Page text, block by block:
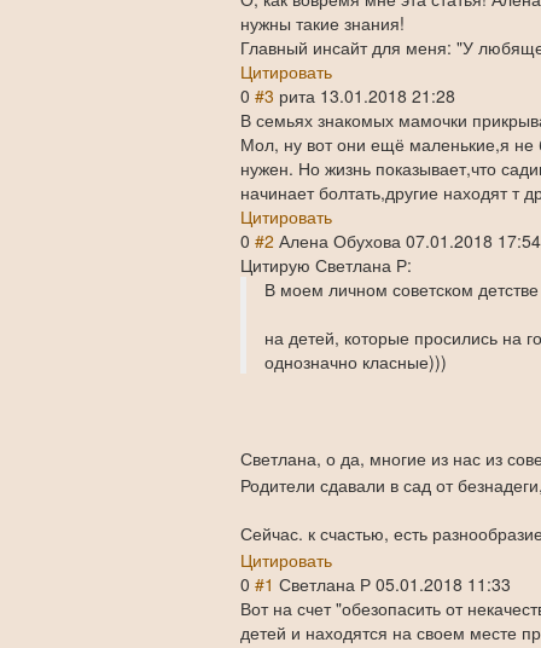
нужны такие знания!
Главный инсайт для меня: "У
Цитировать
0 #3 рита 13.01.2018 21:28
В семьях знакомых мамочки
Мол, ну вот они ещё маленькие,я не
нужен. Но жизнь показывает,что
начинает болтать,другие находят т
Цитировать
0 #2 Алена Обухова 07.01.2018 17:54
Цитирую Светлана Р:
В моем личном советском
на детей, которые просились на
однозначно класные)))
Светлана, о да, многие из нас из
Родители сдавали в сад от
Сейчас. к счастью, есть
Цитировать
0 #1 Светлана Р 05.01.2018 11:33
Вот на счет "обезопасить от
детей и находятся на своем месте